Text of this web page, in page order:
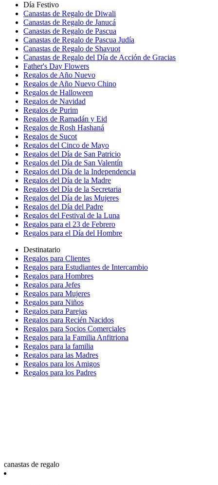
Día Festivo
Canastas de Regalo de Diwali
Canastas de Regalo de Janucá
Canastas de Regalo de Pascua
Canastas de Regalo de Pascua Judía
Canastas de Regalo de Shavuot
Canastas de Regalo del Día de Acción de Gracias
Father's Day Flowers
Regalos de Año Nuevo
Regalos de Año Nuevo Chino
Regalos de Halloween
Regalos de Navidad
Regalos de Purim
Regalos de Ramadán y Eid
Regalos de Rosh Hashaná
Regalos de Sucot
Regalos del Cinco de Mayo
Regalos del Día de San Patricio
Regalos del Día de San Valentín
Regalos del Día de la Independencia
Regalos del Día de la Madre
Regalos del Día de la Secretaria
Regalos del Día de las Mujeres
Regalos del Día del Padre
Regalos del Festival de la Luna
Regalos para el 23 de Febrero
Regalos para el Día del Hombre
Destinatario
Regalos para Clientes
Regalos para Estudiantes de Intercambio
Regalos para Hombres
Regalos para Jefes
Regalos para Mujeres
Regalos para Niños
Regalos para Parejas
Regalos para Recién Nacidos
Regalos para Socios Comerciales
Regalos para la Familia Anfitriona
Regalos para la familia
Regalos para las Madres
Regalos para los Amigos
Regalos para los Padres
canastas de regalo